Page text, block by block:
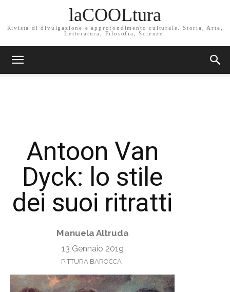
laCOOLtura
Rivista di divulgazione e approfondimento culturale. Storia, Arte,
Letteratura, Filosofia, Scienze.
Antoon Van
Dyck: lo stile
dei suoi ritratti
Manuela Altruda
13 Gennaio 2019
PITTURA BAROCCA